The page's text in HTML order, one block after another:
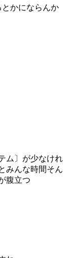
かにならんか
ム〕が少なけれ
みんな時間そん
腹立つ